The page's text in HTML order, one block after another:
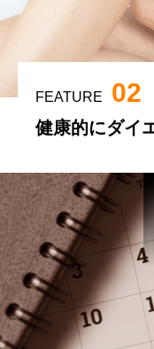
FEATURE 02
健康的にダイ